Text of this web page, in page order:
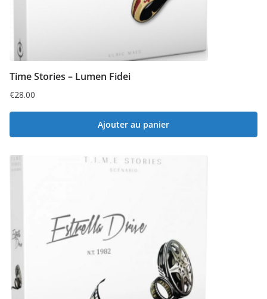
Time Stories – Lumen Fidei
€28.00
Ajouter au panier